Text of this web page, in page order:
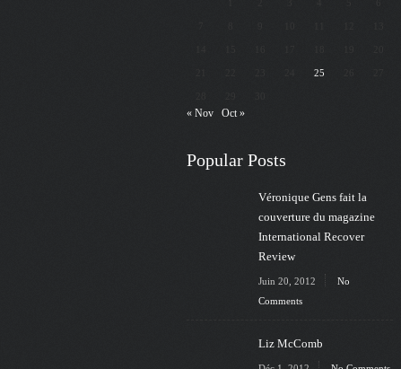
25
« Nov Oct »
Popular Posts
Véronique Gens fait la
couverture du magazine
International Recover
Review
Juin 20, 2012
No
Comments
Liz McComb